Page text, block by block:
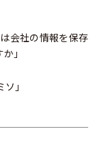
会社の情報を保存
」
」